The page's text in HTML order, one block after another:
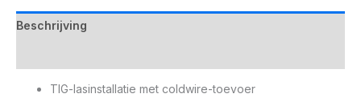
Beschrijving
TIG-lasinstallatie met coldwire-toevoer